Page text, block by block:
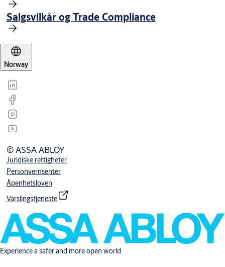
Salgsvilkår og Trade Compliance
Norway
© ASSA ABLOY
Juridiske rettigheter
Personvernsenter
Åpenhetsloven
Varslingstjeneste
Experience a safer and more open world